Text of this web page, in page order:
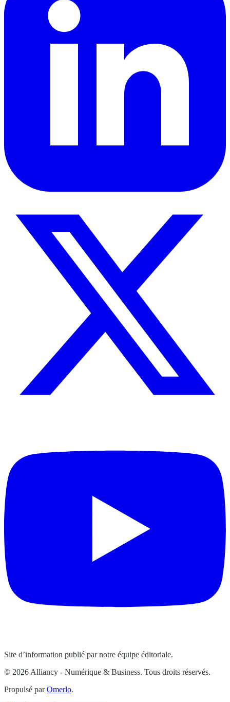
Site d’information publié par notre équipe éditoriale.
© 2026 Alliancy - Numérique & Business. Tous droits réservés.
Propulsé parOmerlo.